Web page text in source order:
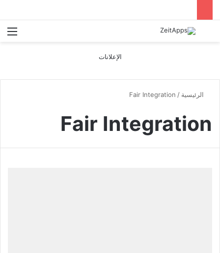
بحث عن
الإعلانات
الرئيسية /
Fair Integration
Fair Integration